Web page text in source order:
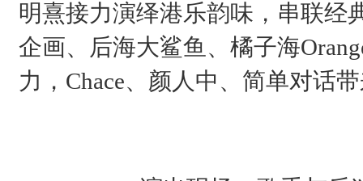
明熹接力演绎港乐韵味，串联经
企画、后海大鲨鱼、橘子海
力，Chace、颜人中、简单对话